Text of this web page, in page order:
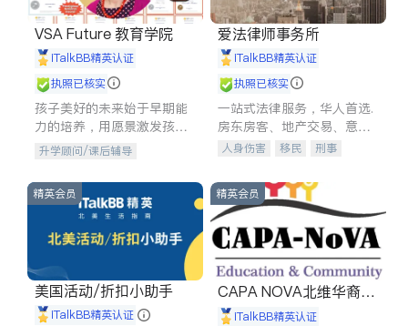
VSA Future 教育学院
iTalkBB精英认证
执照已核实
孩子美好的未来始于早期能
力的培养，用愿景激发孩子
的学习潜力和动力。理念：
拥有成长型心态是成功的基
石。
升学顾问/课后辅导
爱法律师事务所
iTalkBB精英认证
执照已核实
一站式法律服务，华人首选.
房东房客、地产交易、意外
伤害、车祸重伤、商业诉
建筑合同、刑事案件全包办
人身伤害 移民
刑事
信托/遗嘱
商业
索赔
律师-其它 保释
精英会员
美国活动/折扣小助手
iTalkBB精英认证
精英会员
CAPA NOVA北维华裔家
长会iTalkBB精英认证